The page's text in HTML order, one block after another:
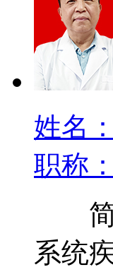
姓名
职称
简
系统